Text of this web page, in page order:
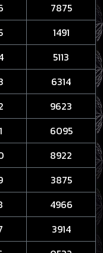
7875
1491
5113
6314
9623
6095
8922
3875
4966
3914